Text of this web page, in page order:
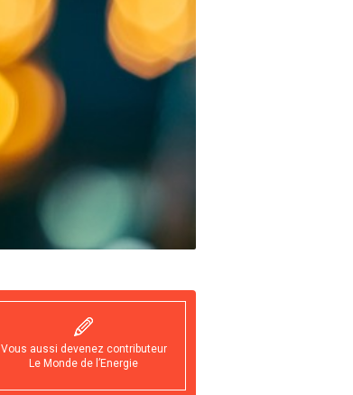
Vous aussi devenez contributeur
Le Monde de l’Energie